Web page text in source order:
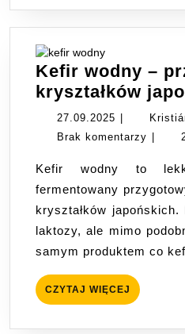
Kefir wodny –
kryształków
27.09.2025 27.09.2025
|
Brak komentarzy |
Kefir wodny to lekko musujący napój
fermentowany
kryształków
laktozy, ale mimo
samym produktem co
CZYTAJ WIĘCEJ CZYTAJ
WIĘCEJ